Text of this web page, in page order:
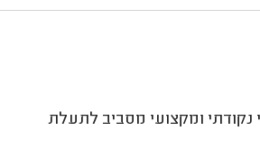
ומקצועי מסביב לתעלת